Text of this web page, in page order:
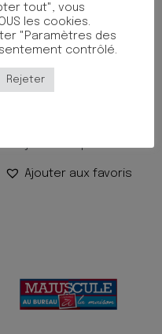
PROTEGE CAHIER 17X22
CUIR VERT SAPIN
Ajouter aux favoris
tout", vous
les cookies.
"Paramètres des
contrôlé.
Rejeter